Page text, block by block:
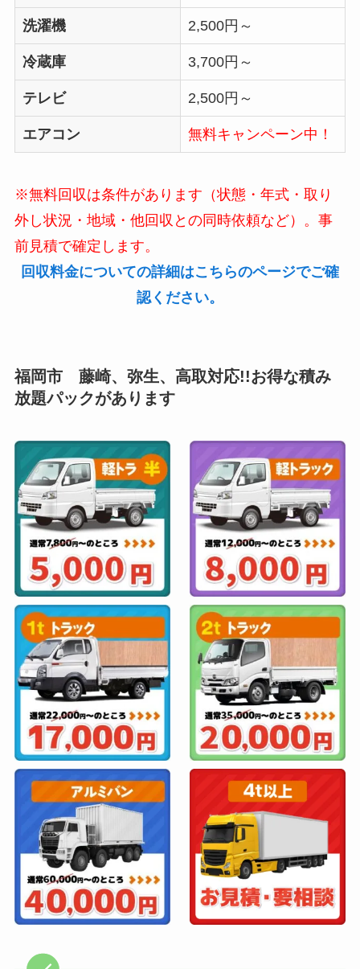
洗濯機 2,500円～
冷蔵庫 3,700円～
テレビ 2,500円～
エアコン 無料キャンペーン中！
※無料回収は条件があります（状態・年式・取り
外し状況・地域・他回収との同時依頼など）。事
前見積で確定します。
回収料金についての詳細はこちらのページでご確
認ください。
福岡市 藤崎、弥生、高取対応!!お得な積み
放題パックがあります